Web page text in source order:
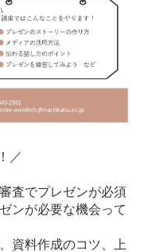
／
査でプレゼンが必須
ンが必要な機会って
資料作成のコツ、上